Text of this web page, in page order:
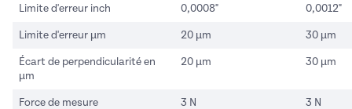
Limite d'erreur inch 0,0008" 0,0012"
Limite d'erreur µm 20 µm 30 µm
Écart de perpendicularité en
µm
20 µm 30 µm
Force de mesure 3 N 3 N